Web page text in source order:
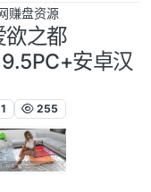
赚盘资源
欲之都
安卓汉
1 255